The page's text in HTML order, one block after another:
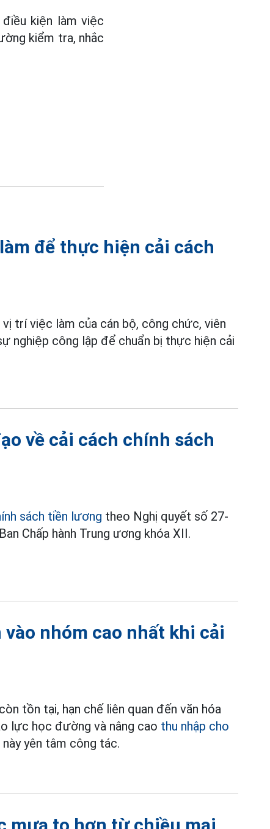
kiện làm việc
kiểm tra, nhắc
để thực hiện cải cách
trí việc làm của cán bộ, công chức, viên
nghiệp công lập để chuẩn bị thực hiện cải
về cải cách chính sách
sách tiền lương theo Nghị quyết số 27-
Chấp hành Trung ương khóa XII.
nhóm cao nhất khi cải
tồn tại, hạn chế liên quan đến văn hóa
lực học đường và nâng cao thu nhập cho
yên tâm công tác.